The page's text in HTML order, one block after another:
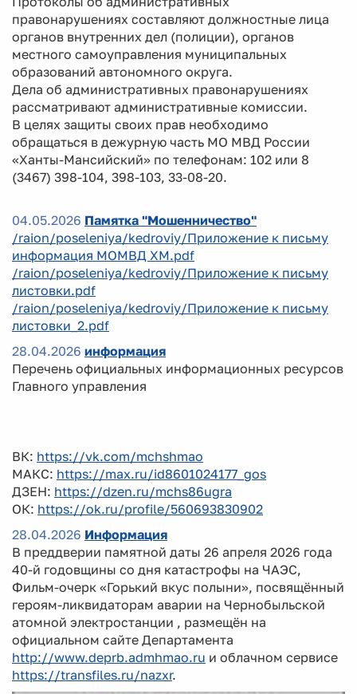
правонарушениях составляют должностные лица
органов внутренних дел (полиции), органов
местного самоуправления муниципальных
образований автономного округа.
Дела об административных правонарушениях
рассматривают административные комиссии.
В целях защиты своих прав необходимо
обращаться в дежурную часть МО МВД России
«Ханты-Мансийский» по телефонам: 102 или 8
(3467) 398-104, 398-103, 33-08-20.
04.05.2026 Памятка "Мошенничество"
/raion/poseleniya/kedroviy/Приложение к письму
информация МОМВД ХМ.pdf
/raion/poseleniya/kedroviy/Приложение к письму
листовки.pdf
/raion/poseleniya/kedroviy/Приложение к письму
листовки_2.pdf
28.04.2026 информация
Перечень официальных информационных ресурсов
Главного управления
ВК: https://vk.com/mchshmao
МАКС: https://max.ru/id8601024177_gos
ДЗЕН: https://dzen.ru/mchs86ugra
ОК: https://ok.ru/profile/560693830902
28.04.2026 Информация
В преддверии памятной даты 26 апреля 2026 года
40-й годовщины со дня катастрофы на ЧАЭС,
Фильм-очерк «Горький вкус полыни», посвящённый
героям-ликвидаторам аварии на Чернобыльской
атомной электростанции , размещён на
официальном сайте Департамента
http://www.deprb.admhmao.ru и облачном сервисе
https://transfiles.ru/nazxr.